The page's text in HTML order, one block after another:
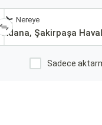
Nereye
Sadece